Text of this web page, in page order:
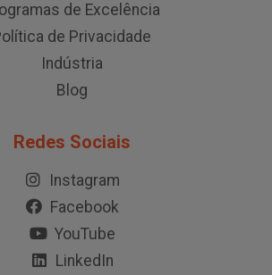
de Excelência
de Privacidade
Indústria
Blog
Redes Sociais
Instagram
Facebook
YouTube
LinkedIn